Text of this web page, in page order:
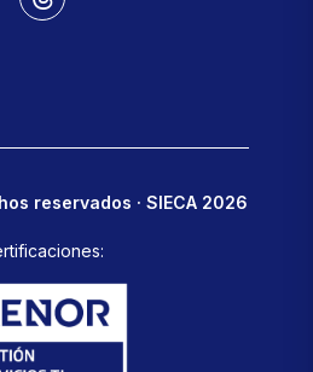
reservados · SIECA 2026